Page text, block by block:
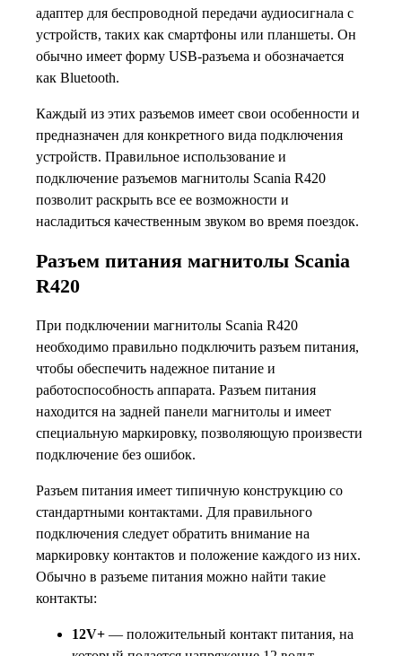
адаптер для беспроводной передачи аудиосигнала с
устройств, таких как смартфоны или планшеты. Он
обычно имеет форму USB-разъема и обозначается
как Bluetooth.
Каждый из этих разъемов имеет свои особенности и
предназначен для конкретного вида подключения
устройств. Правильное использование и
подключение разъемов магнитолы Scania R420
позволит раскрыть все ее возможности и
насладиться качественным звуком во время поездок.
Разъем питания магнитолы Scania
R420
При подключении магнитолы Scania R420
необходимо правильно подключить разъем питания,
чтобы обеспечить надежное питание и
работоспособность аппарата. Разъем питания
находится на задней панели магнитолы и имеет
специальную маркировку, позволяющую произвести
подключение без ошибок.
Разъем питания имеет типичную конструкцию со
стандартными контактами. Для правильного
подключения следует обратить внимание на
маркировку контактов и положение каждого из них.
Обычно в разъеме питания можно найти такие
контакты:
12V+ — положительный контакт питания, на